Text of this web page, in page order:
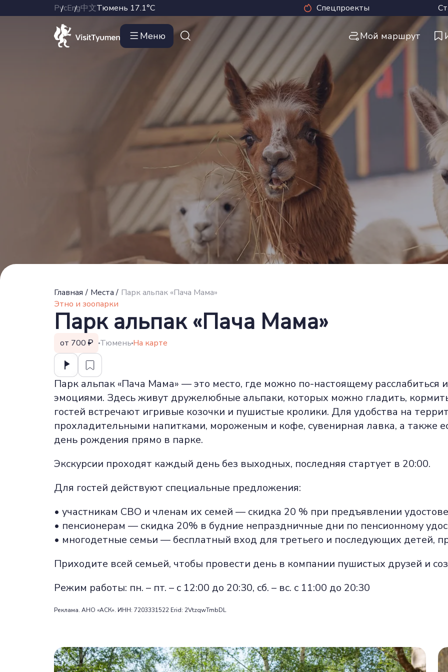
РусEng中文Тюмень 17.1°C Спецпроекты
Меню Мой маршрут
Главная / Места / Парк альпак «Пача Мама»
Этно и зоопарки
Парк альпак «Пача Мама»
от 700 ТюменьНа карте
Парк альпак «Пача Мама» — это место, где можно по-настоящему расслабиться
эмоциями. Здесь живут дружелюбные альпаки, которых можно гладить,
гостей встречают игривые козочки и пушистые кролики. Для удобства на
прохладительными напитками, мороженым и кофе, сувенирная лавка, а также
день рождения прямо в парке.
Экскурсии проходят каждый день без выходных, последняя стартует в 20:00.
Для гостей действуют специальные предложения:
• участникам СВО и членам их семей — скидка 20 % при предъявлении
• пенсионерам — скидка 20% в будние непраздничные дни по пенсионному
• многодетные семьи — бесплатный вход для третьего и последующих детей,
Приходите всей семьей, чтобы провести день в компании пушистых друзей и
Режим работы: пн. – пт. – с 12:00 до 20:30, сб. – вс. с 11:00 до 20:30
Реклама. АНО «АСК». ИНН: 7203331522 Erid: 2VtzqwTmbDL